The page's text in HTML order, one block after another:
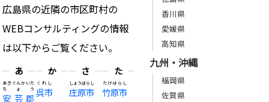
広島県の近隣の市区町村の
WEBコンサルティングの情報
は以下からご覧ください。
あ
安芸郡
あきぐんかいた
ちょう
か
呉市
くれし
さ
庄原市
しょうばらし
た
竹原市
たけはらし
香川県
愛媛県
高知県
九州・沖縄
福岡県
佐賀県